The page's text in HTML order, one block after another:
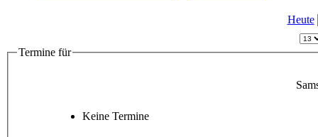
Heute
Termine für
Keine Termine